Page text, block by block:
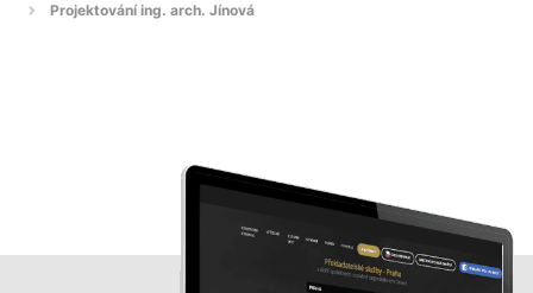
Projektování ing. arch. Jínová